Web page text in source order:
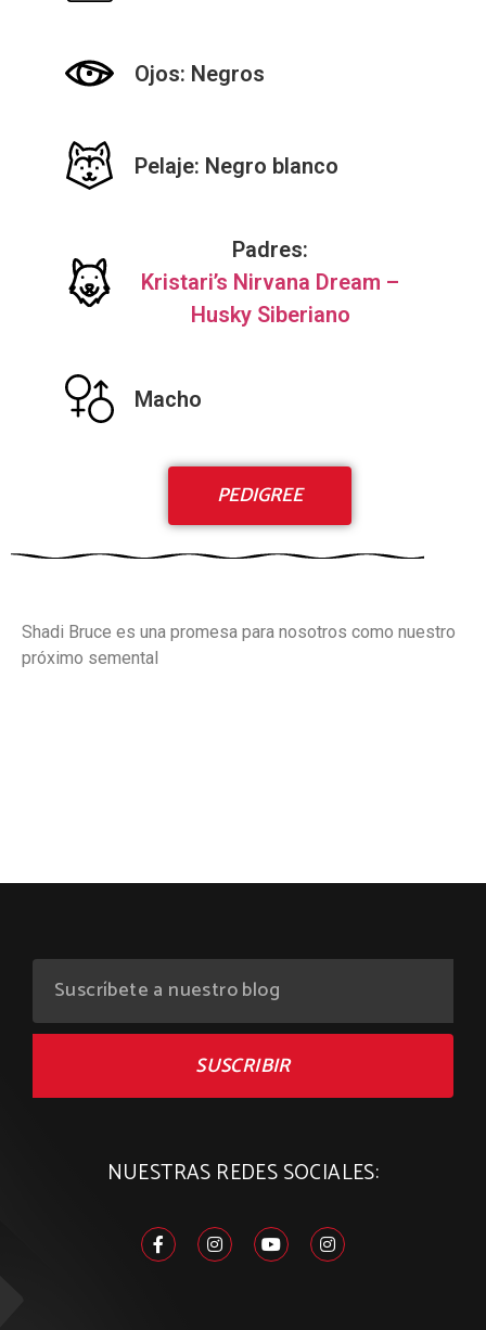
Ojos: Negros
Pelaje: Negro blanco
Padres:
Kristari’s Nirvana Dream –
Husky Siberiano
Macho
PEDIGREE
Shadi Bruce es una promesa para nosotros como nuestro
próximo semental
SUSCRIBIR
NUESTRAS REDES SOCIALES: